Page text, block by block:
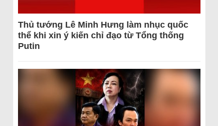
Thủ tướng Lê Minh Hưng làm nhục quốc
thể khi xin ý kiến chỉ đạo từ Tổng thống
Putin